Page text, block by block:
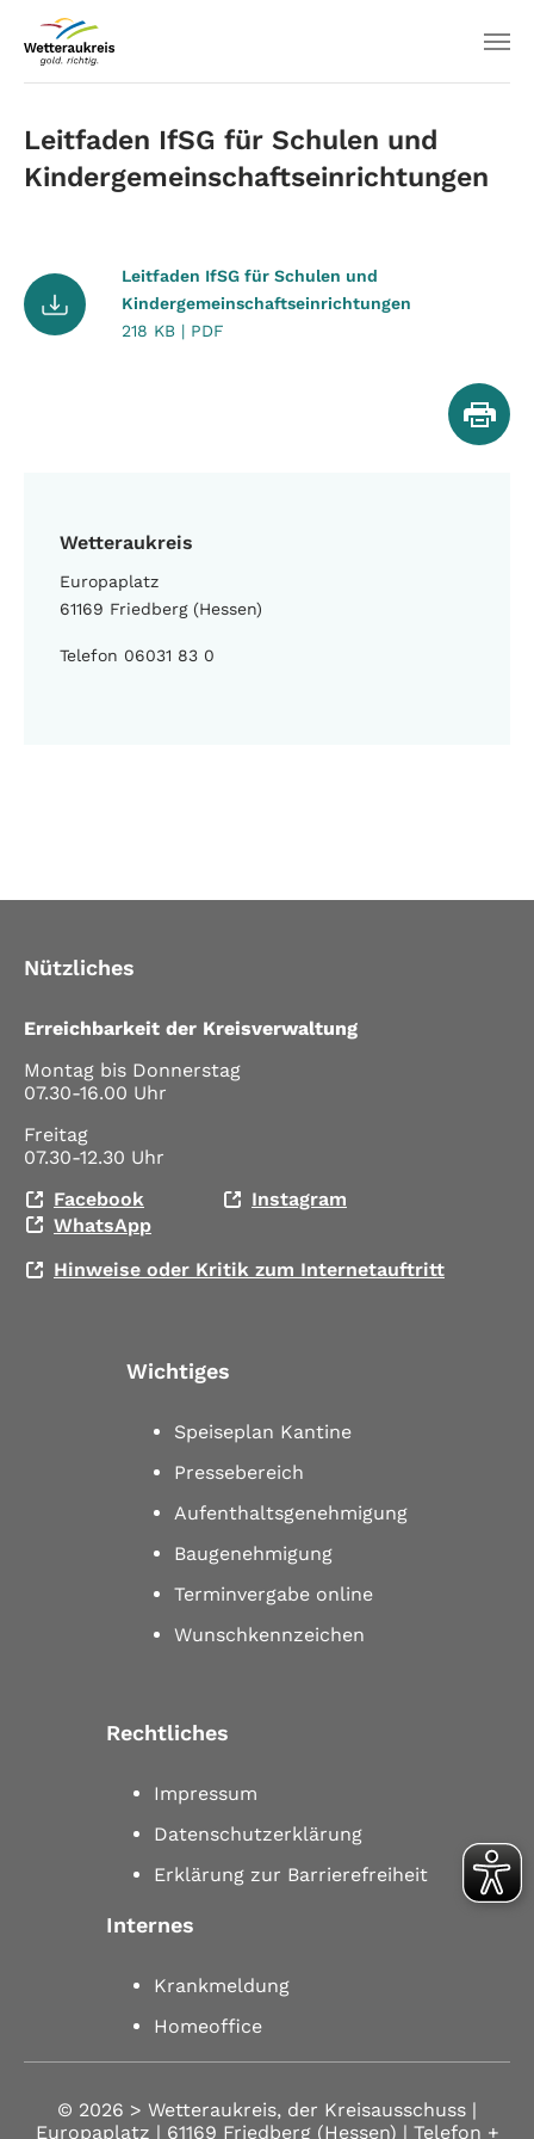
Wetteraukreis
Europaplatz
61169 Friedberg (Hessen)
Telefon 06031 83 0
Leitfaden IfSG für Schulen und
Kindergemeinschaftseinrichtungen
Leitfaden IfSG für Schulen und
Kindergemeinschaftseinrichtungen
218 KB | PDF
Nützliches
Erreichbarkeit der Kreisverwaltung
Montag bis Donnerstag
07.30-16.00 Uhr
Freitag
07.30-12.30 Uhr
Facebook
Instagram
WhatsApp
Hinweise oder Kritik zum Internetauftritt
Wichtiges
Speiseplan Kantine
Pressebereich
Aufenthaltsgenehmigung
Baugenehmigung
Terminvergabe online
Wunschkennzeichen
Rechtliches
Impressum
Datenschutzerklärung
Erklärung zur Barrierefreiheit
Internes
Krankmeldung
Homeoffice
© 2026 > Wetteraukreis, der Kreisausschuss |
Europaplatz | 61169 Friedberg (Hessen) | Telefon +